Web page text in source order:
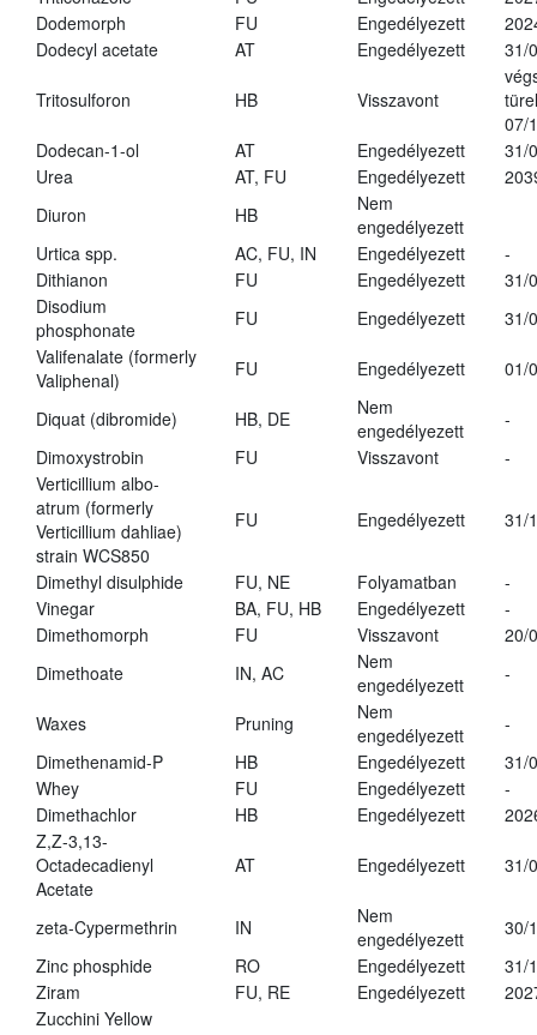
Dodemorph
FU Engedélyezett
Dodecyl acetate
AT Engedélyezett 31/
Tritosulforon HB Visszavont
07/
Dodecan-1-ol
AT Engedélyezett
31/
Urea
AT, FU Engedélyezett
Diuron
HB
Nem
engedélyezett
Urtica spp.
AC, FU, IN Engedélyezett
-
Dithianon
FU Engedélyezett
31/
Disodium
phosphonate
FU Engedélyezett
31/
Valifenalate (formerly
Valiphenal)
FU Engedélyezett 01/
Diquat (dibromide) HB, DE
Nem
engedélyezett
-
Dimoxystrobin
FU Visszavont
-
Verticillium albo-
atrum (formerly
Verticillium dahliae)
strain WCS850
FU Engedélyezett 31/
Dimethyl disulphide FU, NE Folyamatban
-
Vinegar
BA, FU, HB Engedélyezett
-
Dimethomorph
FU Visszavont
20/
Dimethoate
IN, AC
Nem
engedélyezett
-
Waxes Pruning
Nem
engedélyezett
-
Dimethenamid-P
HB Engedélyezett
31/
Whey
FU Engedélyezett
-
Dimethachlor
HB Engedélyezett
Z,Z-3,13-
Octadecadienyl
Acetate
AT Engedélyezett 31/
zeta-Cypermethrin IN
Nem
engedélyezett
30/
Zinc phosphide
RO Engedélyezett
31/
Ziram
FU, RE Engedélyezett
Zucchini Yellow